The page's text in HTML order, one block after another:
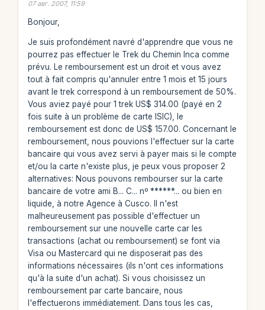
07 авг. 2007, 11:59
Bonjour,
Je suis profondément navré d'apprendre que vous ne
pourrez pas effectuer le Trek du Chemin Inca comme
prévu. Le remboursement est un droit et vous avez
tout à fait compris qu'annuler entre 1 mois et 15 jours
avant le trek correspond à un remboursement de 50%.
Vous aviez payé pour 1 trek US$ 314.00 (payé en 2
fois suite à un problème de carte ISIC), le
remboursement est donc de US$ 157.00. Concernant le
remboursement, nous pouvions l'effectuer sur la carte
bancaire qui vous avez servi à payer mais si le compte
et/ou la carte n'existe plus, je peux vous proposer 2
alternatives: Nous pouvons rembourser sur la carte
bancaire de votre ami B... C... nº ******... ou bien en
liquide, à notre Agence à Cusco. Il n'est
malheureusement pas possible d'effectuer un
remboursement sur une nouvelle carte car les
transactions (achat ou remboursement) se font via
Visa ou Mastercard qui ne disposerait pas des
informations nécessaires (ils n'ont ces informations
qu'à la suite d'un achat). Si vous choisissez un
remboursement par carte bancaire, nous
l'effectuerons immédiatement. Dans tous les cas,